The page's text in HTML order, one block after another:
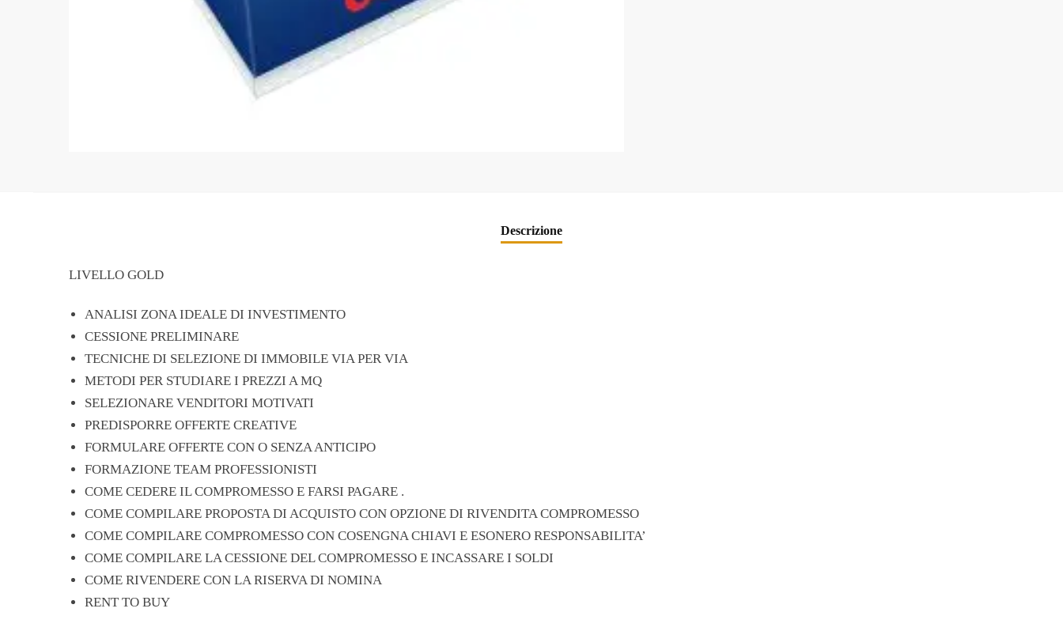
Descrizione
LIVELLO GOLD
ANALISI ZONA IDEALE DI INVESTIMENTO
CESSIONE PRELIMINARE
TECNICHE DI SELEZIONE DI IMMOBILE VIA PER VIA
METODI PER STUDIARE I PREZZI A MQ
SELEZIONARE VENDITORI MOTIVATI
PREDISPORRE OFFERTE CREATIVE
FORMULARE OFFERTE CON O SENZA ANTICIPO
FORMAZIONE TEAM PROFESSIONISTI
COME CEDERE IL COMPROMESSO E FARSI PAGARE .
COME COMPILARE PROPOSTA DI ACQUISTO CON OPZIONE DI RIVENDITA COMPROMESSO
COME COMPILARE COMPROMESSO CON COSENGNA CHIAVI E ESONERO RESPONSABILITA’
COME COMPILARE LA CESSIONE DEL COMPROMESSO E INCASSARE I SOLDI
COME RIVENDERE CON LA RISERVA DI NOMINA
RENT TO BUY